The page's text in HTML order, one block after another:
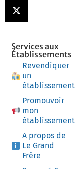
Services aux
Établissements
Revendiquer
un
établissement
Promouvoir
mon
établissement
A propos de
Le Grand
Frère